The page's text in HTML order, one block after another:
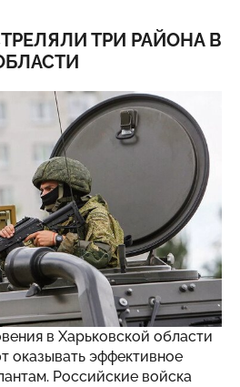
ТРИ РАЙОНА В
в Харьковской области
оказывать эффективное
Российские войска